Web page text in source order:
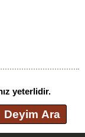
yeterlidir.
Deyim Ara